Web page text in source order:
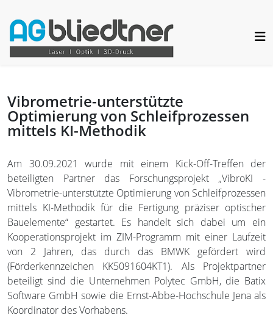
Vibrometrie-unterstützte
Optimierung von Schleifprozessen
mittels KI-Methodik
Am 30.09.2021 wurde mit einem Kick-Off-Treffen der
beteiligten Partner das Forschungsprojekt „VibroKI -
Vibrometrie-unterstützte Optimierung von Schleifprozessen
mittels KI-Methodik für die Fertigung präziser optischer
Bauelemente“ gestartet. Es handelt sich dabei um ein
Kooperationsprojekt im ZIM-Programm mit einer Laufzeit
von 2 Jahren, das durch das BMWK gefördert wird
(Förderkennzeichen KK5091604KT1). Als Projektpartner
beteiligt sind die Unternehmen Polytec GmbH, die Batix
Software GmbH sowie die Ernst-Abbe-Hochschule Jena als
Koordinator des Vorhabens.